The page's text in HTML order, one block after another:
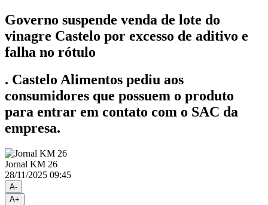
Governo suspende venda de lote do
vinagre Castelo por excesso de aditivo e
falha no rótulo
. Castelo Alimentos pediu aos
consumidores que possuem o produto
para entrar em contato com o SAC da
empresa.
Jornal KM 26
28/11/2025 09:45
A-
A+